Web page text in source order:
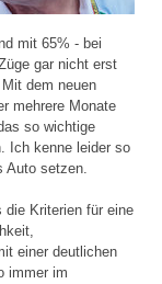
mit 65% - bei
gar nicht erst
dem neuen
mehrere Monate
so wichtige
Ich kenne leider so
Auto setzen.
die Kriterien für eine
einer deutlichen
immer im